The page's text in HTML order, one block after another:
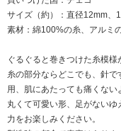
サイズ（約）：直径12mm、
素材：綿100%の糸、アルミ
ぐるぐると巻きつけた糸模
糸の部分ならどこでも、針
用、肌にあたっても痛くない
丸くて可愛い形、足がない
力をお楽しみください。